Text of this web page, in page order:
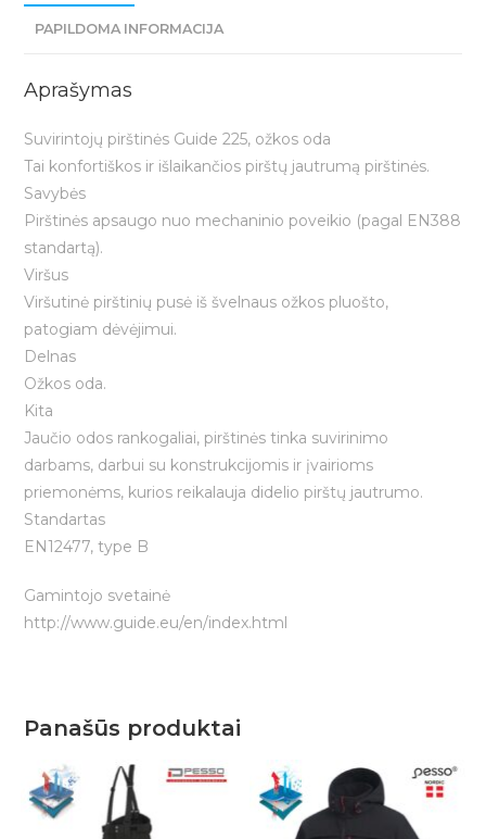
PAPILDOMA INFORMACIJA
Aprašymas
Suvirintojų pirštinės Guide 225, ožkos oda
Tai konfortiškos ir išlaikančios pirštų jautrumą pirštinės.
Savybės
Pirštinės apsaugo nuo mechaninio poveikio (pagal EN388
standartą).
Viršus
Viršutinė pirštinių pusė iš švelnaus ožkos pluošto,
patogiam dėvėjimui.
Delnas
Ožkos oda.
Kita
Jaučio odos rankogaliai, pirštinės tinka suvirinimo
darbams, darbui su konstrukcijomis ir įvairioms
priemonėms, kurios reikalauja didelio pirštų jautrumo.
Standartas
EN12477, type B
Gamintojo svetainė
http://www.guide.eu/en/index.html
Panašūs produktai